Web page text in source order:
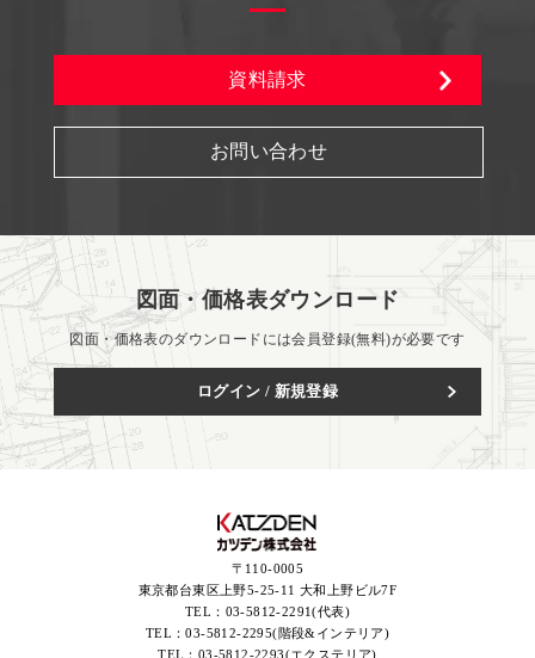
資料請求
お問い合わせ
図面・価格表ダウンロード
図面・価格表のダウンロードには会員登録(無料)が必要です
ログイン / 新規登録
〒110-0005
東京都台東区上野5-25-11 大和上野ビル7F
TEL： 03-5812-2291(代表)
TEL：03-5812-2295(階段&インテリア)
TEL： 03-5812-2293(エクステリア)